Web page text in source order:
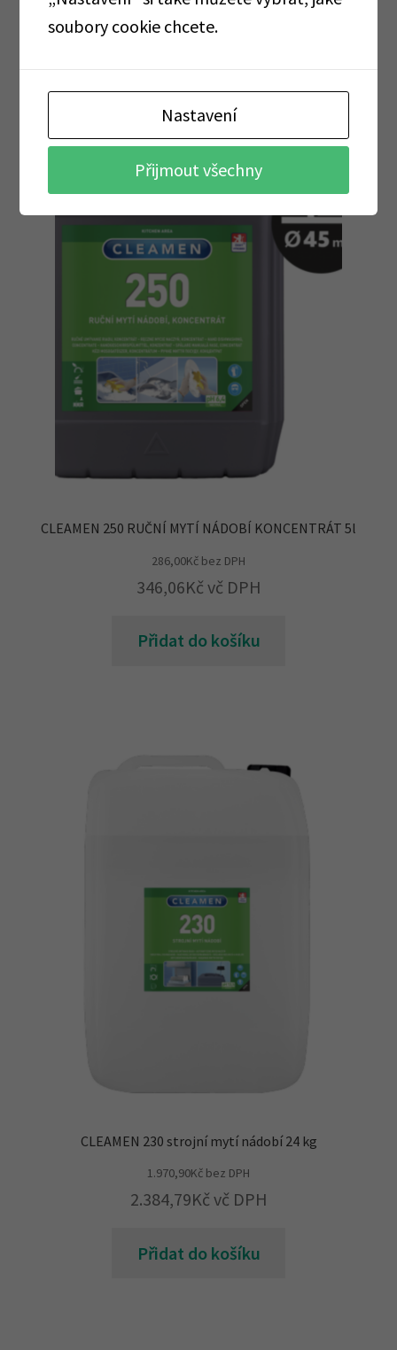
Přidat do košíku
CLEAMEN 250 RUČNÍ MYTÍ NÁDOBÍ KONCENTRÁT 5l
286,00Kč bez DPH
346,06Kč vč DPH
Přidat do košíku
CLEAMEN 230 strojní mytí nádobí 24 kg
1.970,90Kč bez DPH
2.384,79Kč vč DPH
Přidat do košíku
soubory cookie chcete.
Nastavení
Přijmout všechny